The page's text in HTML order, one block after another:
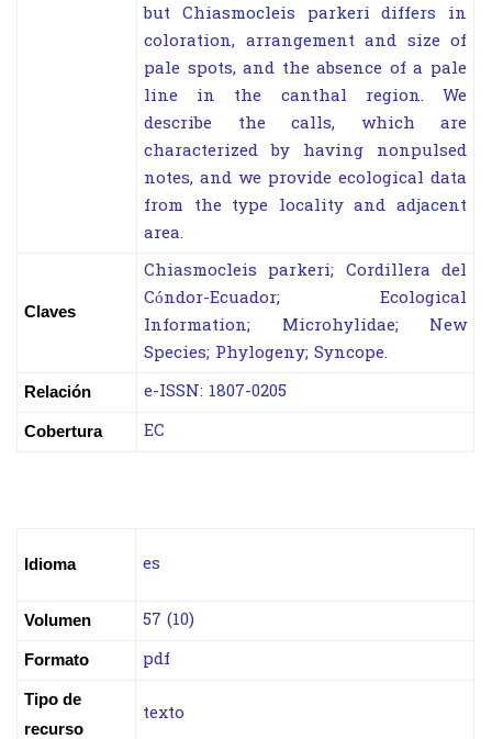
but Chiasmocleis parkeri differs in
coloration, arrangement and size of
pale spots, and the absence of a pale
line in the canthal region. We
describe the calls, which are
characterized by having nonpulsed
notes, and we provide ecological data
from the type locality and adjacent
area.
Claves
Chiasmocleis parkeri; Cordillera del
Cóndor-Ecuador; Ecological
Information; Microhylidae; New
Species; Phylogeny; Syncope.
Relación e-ISSN: 1807-0205
Cobertura EC
Idioma es
Volumen 57 (10)
Formato pdf
Tipo de
recurso
texto